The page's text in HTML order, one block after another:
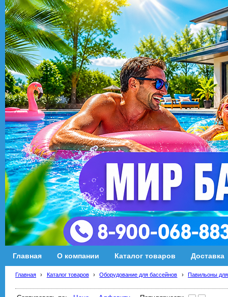
Главная О компании Каталог товаров Доставка
Главная › Каталог товаров › Оборудование для бассейнов › Павильоны